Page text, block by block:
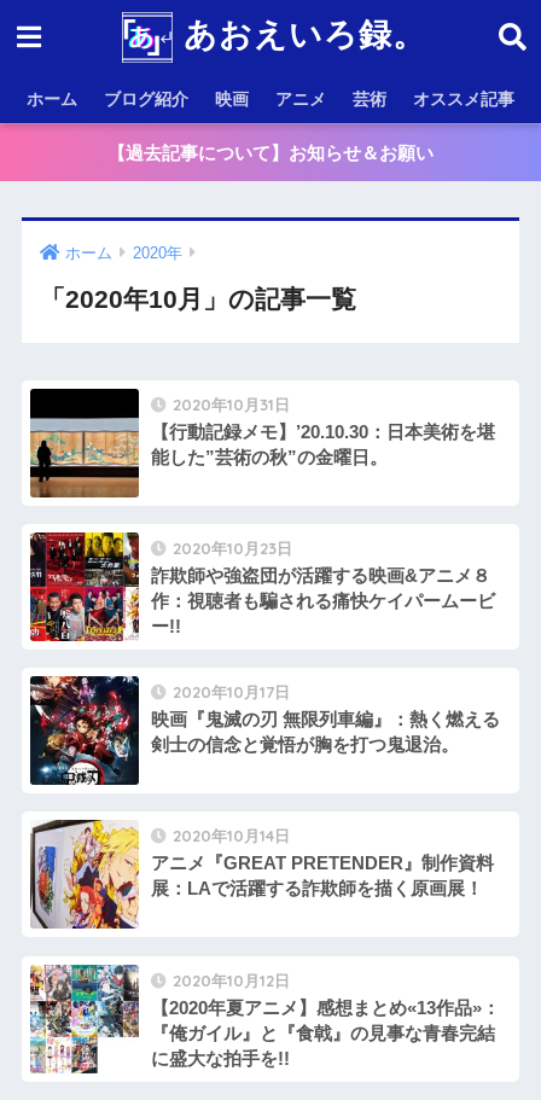
あおえいろ録。
ホーム ブログ紹介 映画 アニメ 芸術 オススメ記事
【過去記事について】お知らせ＆お願い
ホーム 2020年
「2020年10月」の記事一覧
2020年10月31日
【行動記録メモ】’20.10.30：日本美術を堪
能した”芸術の秋”の金曜日。
2020年10月23日
詐欺師や強盗団が活躍する映画&アニメ８
作：視聴者も騙される痛快ケイパームービ
ー!!
2020年10月17日
映画『鬼滅の刃 無限列車編』：熱く燃える
剣士の信念と覚悟が胸を打つ鬼退治。
2020年10月14日
アニメ『GREAT PRETENDER』制作資料
展：LAで活躍する詐欺師を描く原画展！
2020年10月12日
【2020年夏アニメ】感想まとめ«13作品»：
『俺ガイル』と『食戟』の見事な青春完結
に盛大な拍手を!!